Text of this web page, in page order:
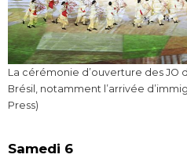
La cérémonie d’ouverture des JO
Brésil, notamment l’arrivée
Press)
Samedi 6